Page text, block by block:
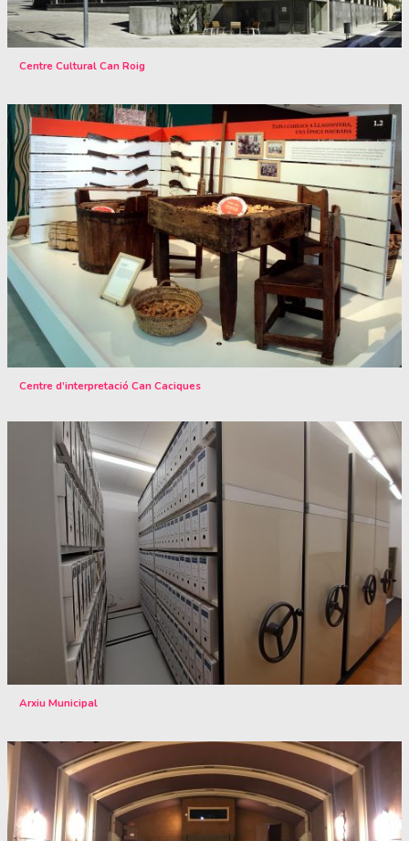
Centre Cultural Can Roig
Centre d’interpretació Can Caciques
Arxiu Municipal